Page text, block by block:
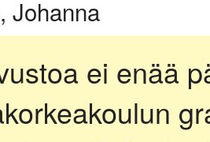
Johanna
ei enää